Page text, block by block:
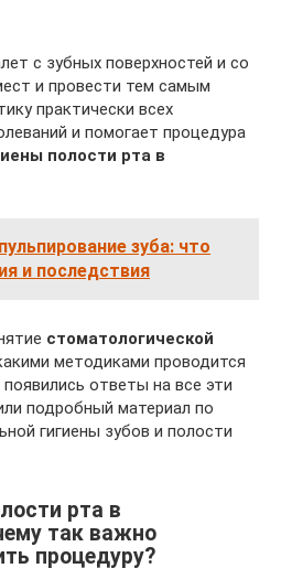
с зубных поверхностей и со
и провести тем самым
практически всех
и помогает процедура
полости рта в
зуба: что
и последствия
стоматологической
методиками проводится
ответы на все эти
подробный материал по
гигиены зубов и полости
рта в
так важно
процедуру?